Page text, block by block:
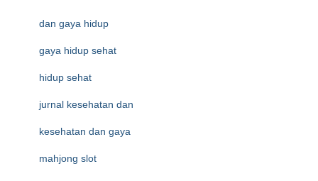
dan gaya hidup
gaya hidup sehat
hidup sehat
jurnal kesehatan dan
kesehatan dan gaya
mahjong slot